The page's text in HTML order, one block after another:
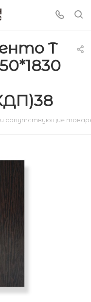
T
сопутствующие